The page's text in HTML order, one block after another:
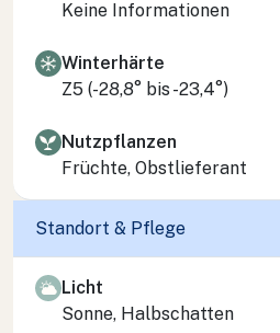
Keine Informationen
Winterhärte
Z5 (-28,8° bis -23,4°)
Nutzpflanzen
Früchte, Obstlieferant
Standort & Pflege
Licht
Sonne, Halbschatten